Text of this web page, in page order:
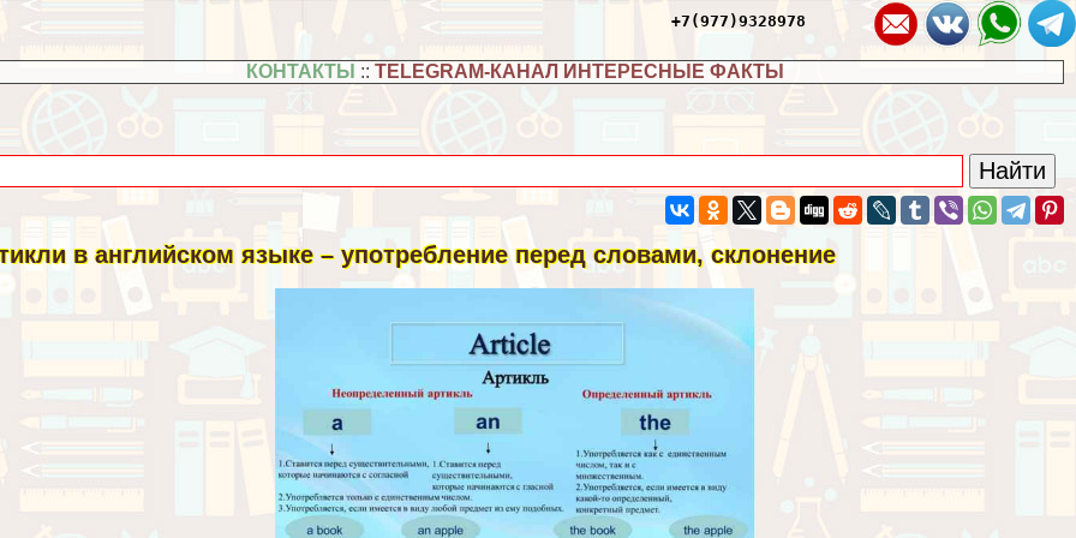
+7(977)9328978
КОНТАКТЫ ::TELEGRAM-КАНАЛ ИНТЕРЕСНЫЕ ФАКТЫ
в английском языке – употрeбление перед словами, склонение